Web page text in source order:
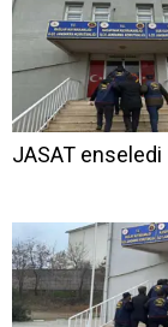
JASAT enseledi